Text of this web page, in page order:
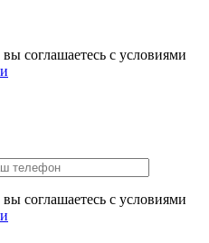
соглашаетесь с условиями
соглашаетесь с условиями